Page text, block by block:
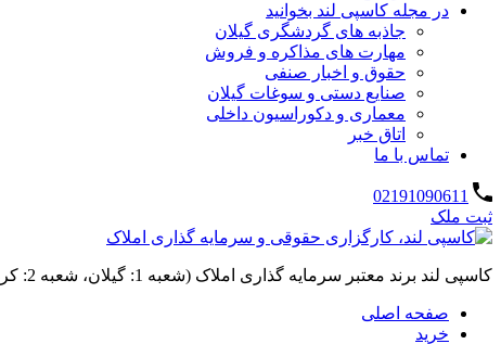
در مجله کاسپی لند بخوانید
جاذبه های گردشگری گیلان
مهارت های مذاکره و فروش
حقوق و اخبار صنفی
صنایع دستی و سوغات گیلان
معماری و دکوراسیون داخلی
اتاق خبر
تماس با ما
02191090611
ثبت ملک
کاسپی لند برند معتبر سرمایه گذاری املاک (شعبه 1: گیلان، شعبه 2: کردان، سهیلیه):خرید و فروش ،رهن و اجاره
صفحه اصلی
خرید